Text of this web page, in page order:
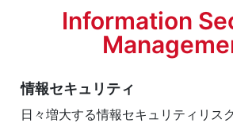
従業員 & 社会
ESG組織
Information
情報セキュリティ
日々増大する情報セキュリティリス